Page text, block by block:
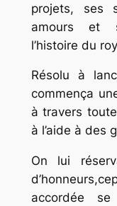
projets, ses
amours et
l’histoire du
Résolu à
commença
à travers
à l’aide à des
On lui
accordée